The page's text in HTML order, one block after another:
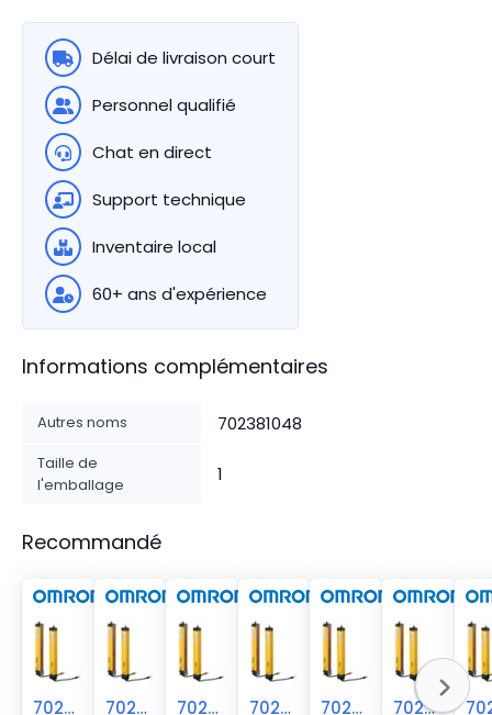
Délai de livraison court
Personnel qualifié
Chat en direct
Support technique
Inventaire local
60+ ans d'expérience
Informations complémentaires
Autres noms 702381048
Taille de
l'emballage
1
Recommandé
70238-1047 70238-1049 70238-1046 70238-1045 70238-1044 70238-1038